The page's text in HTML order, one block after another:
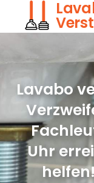
Lavabo
Uhr